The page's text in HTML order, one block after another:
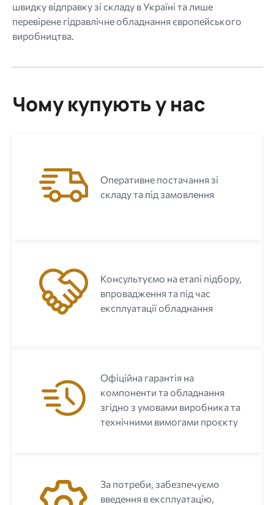
швидку відправку зі складу в Україні та лише
перевірене гідравлічне обладнання європейського
виробництва.
Чому купують у нас
Оперативне постачання зі
складу та під замовлення
Консультуємо на етапі підбору,
впровадження та під час
експлуатації обладнання
Офіційна гарантія на
компоненти та обладнання
згідно з умовами виробника та
технічними вимогами проєкту
За потреби, забезпечуємо
введення в експлуатацію,